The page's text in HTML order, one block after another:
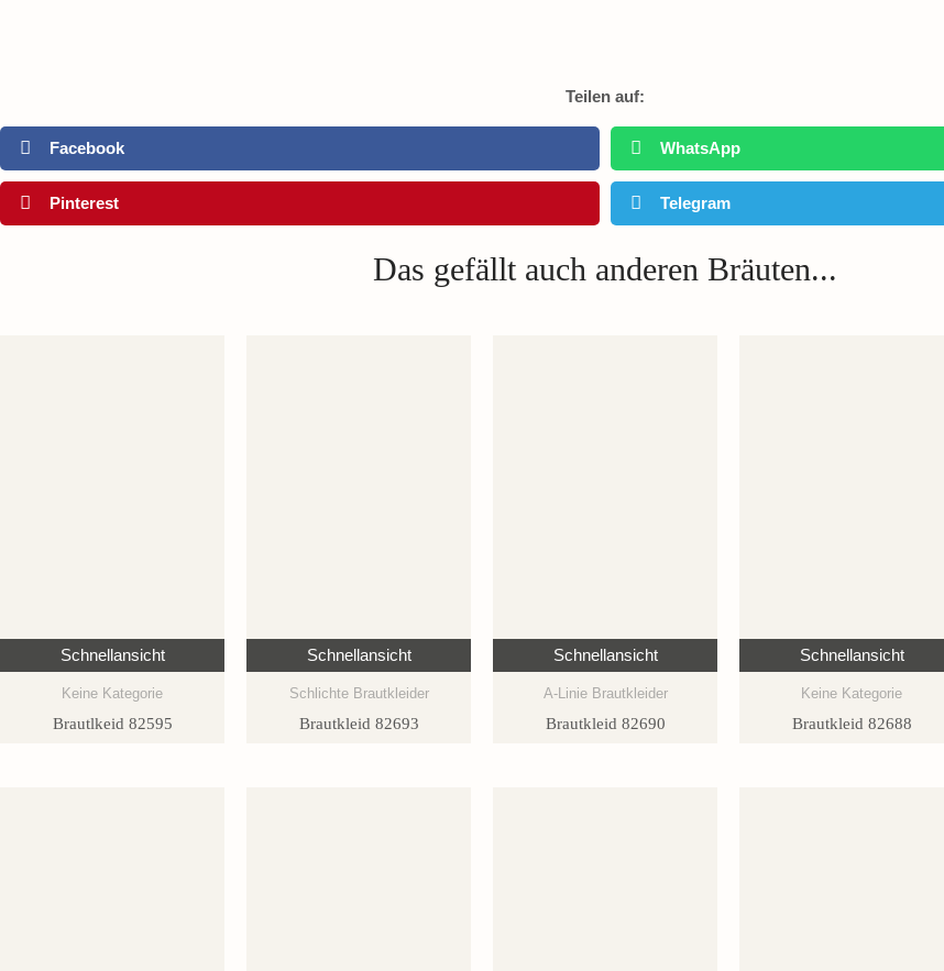
Teilen auf:
Facebook WhatsApp
Pinterest Telegram
Das gefällt auch anderen Bräuten...
Schnellansicht
Keine Kategorie
Brautlkeid 82595
Schnellansicht
Schlichte Brautkleider
Brautkleid 82693
Schnellansicht
A-Linie Brautkleider
Brautkleid 82690
Schnellansicht
Keine Kategorie
Brautkleid 82688